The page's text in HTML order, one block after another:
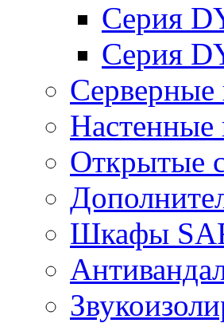
Серия
Серия
Открытые
Шкафы